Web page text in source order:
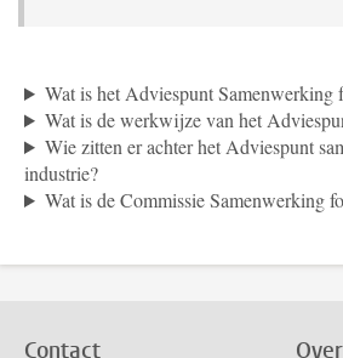
Wat is het Adviespunt Samenwerking
Wat is de werkwijze van het
Wie zitten er achter het Adviespunt
industrie?
Wat is de Commissie Samenwerking
Contact